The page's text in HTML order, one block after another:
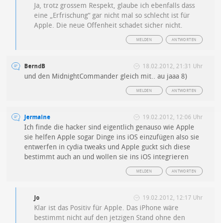
Ja, trotz grossem Respekt, glaube ich ebenfalls dass
eine „Erfrischung“ gar nicht mal so schlecht ist für
Apple. Die neue Offenheit schadet sicher nicht.
ANTWORTEN
MELDEN
BerndB 18.02.2012, 21:31 Uhr
und den MidnightCommander gleich mit.. au jaaa 8)
ANTWORTEN
MELDEN
Jermaine 19.02.2012, 12:06 Uhr
Ich finde die hacker sind eigentlich genauso wie Apple
sie helfen Apple sogar Dinge ins iOS einzufügen also sie
entwerfen in cydia tweaks und Apple guckt sich diese
bestimmt auch an und wollen sie ins iOS integrieren
ANTWORTEN
MELDEN
Jo 19.02.2012, 12:17 Uhr
Klar ist das Positiv für Apple. Das iPhone wäre
bestimmt nicht auf den jetzigen Stand ohne den